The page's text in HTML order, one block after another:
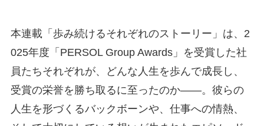
本連載「歩み続けるそれぞれのストーリー」は、2
025年度「PERSOL Group Awards」を受賞した社
員たちそれぞれが、どんな人生を歩んで成長し、
受賞の栄誉を勝ち取るに至ったのか——。彼らの
人生を形づくるバックボーンや、仕事への情熱、